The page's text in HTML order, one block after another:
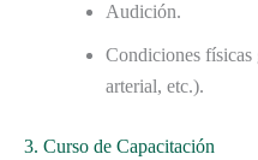
Audición.
Condiciones físicas
arterial, etc.).
3. Curso de Capacitación